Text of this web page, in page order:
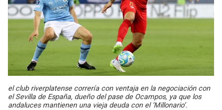
el club riverplatense correría con ventaja en la negociación con
el Sevilla de España, dueño del pase de Ocampos, ya que los
andaluces mantienen una vieja deuda con el ‘Millonario’.